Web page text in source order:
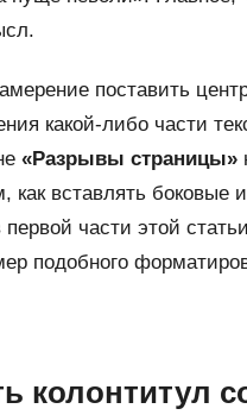
поставить
какой-либо части
«Разрывы страницы»
как вставлять боковые
первой части этой
подобного
колонтитул